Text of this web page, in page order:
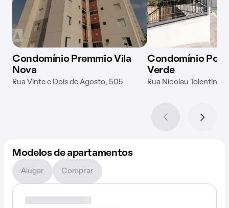
Condomínio Premmio Vila
Nova
Rua Vinte e Dois de Agosto, 505
Condomínio
Verde
Rua Nicolau Tolentino
Modelos de apartamentos
Alugar Comprar